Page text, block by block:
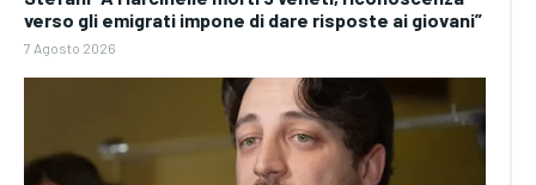
verso gli emigrati impone di dare risposte ai giovani”
7 Agosto 2026